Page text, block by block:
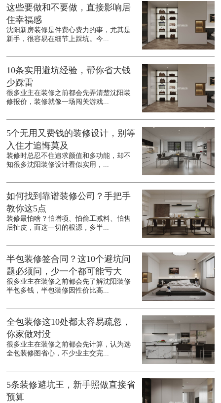
这些要做和不要做，直接影响居
住幸福感
沈阳新房装修是件费心费力的事，尤其是
新手，很容易在细节上踩坑。今...
10条实用避坑经验，帮你省大钱
少踩雷
很多业主在装修之前都会先弄清楚沈阳装
修报价，装修就像一场闯关游戏...
5个无用又费钱的装修设计，别等
入住才追悔莫及
装修时总忍不住追求颜值和多功能，却不
知很多沈阳装修设计看似实用，...
如何找到靠谱装修公司？手把手
教你这5点
装修最怕啥？怕增项、怕偷工减料、怕售
后扯皮，而这一切的根源，多半...
半包装修签合同？这10个避坑问
题必须问，少一个都可能亏大
很多业主在装修之前都会先了解沈阳装修
半包多钱，半包装修因性价比高...
全包装修这10处都太容易疏忽，
你家做对没
很多业主在装修之前都会先计算，认为选
全包装修图省心，不少业主交完...
5条装修避坑王，新手照做直接省
预算